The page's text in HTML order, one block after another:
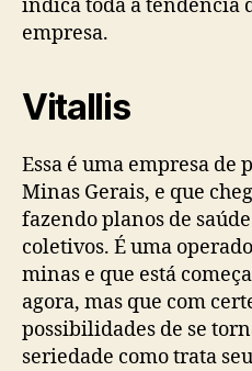
indica toda a tendência
empresa.
Vitallis
Essa é uma empresa de
Minas Gerais, e que
fazendo planos de
coletivos. É uma
minas e que está
agora, mas que com
possibilidades de se
seriedade como trata